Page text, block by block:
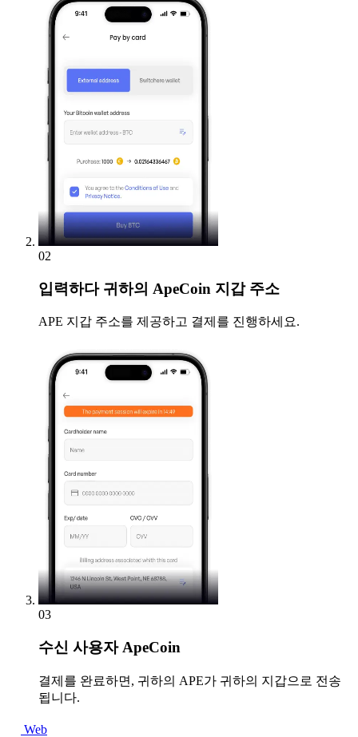
02
입력하다귀하의 ApeCoin 지갑 주소
APE 지갑 주소를 제공하고 결제를 진행하세요.
03
수신 사용자 ApeCoin
결제를 완료하면, 귀하의 APE가 귀하의 지갑으로 전송
됩니다.
Web